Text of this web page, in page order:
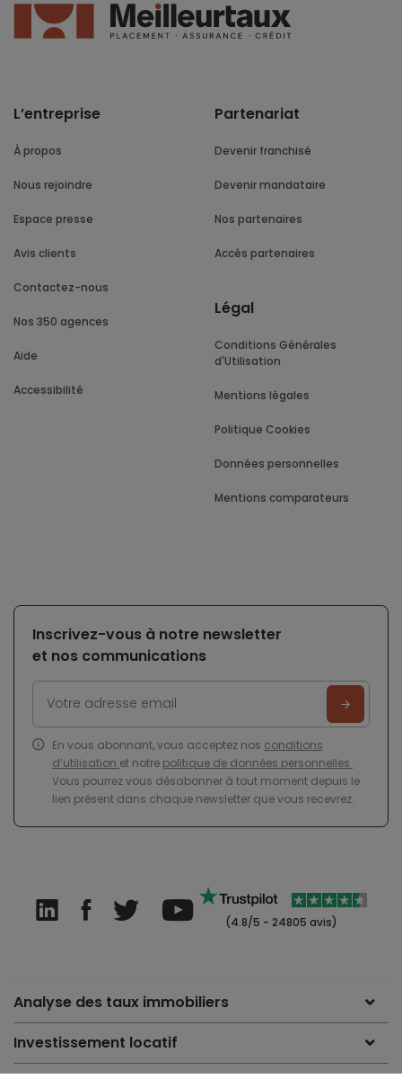
L’entreprise
À propos
Nous rejoindre
Espace presse
Avis clients
Contactez-nous
Nos 350 agences
Aide
Accessibilité
Partenariat
Devenir franchisé
Devenir mandataire
Nos partenaires
Accès partenaires
Légal
Conditions Générales
d'Utilisation
Mentions légales
Politique Cookies
Données personnelles
Mentions comparateurs
Inscrivez-vous à notre newsletter
et nos communications
En vous abonnant, vous acceptez nos conditions
d’utilisation et notre politique de données personnelles .
Vous pourrez vous désabonner à tout moment depuis le
lien présent dans chaque newsletter que vous recevrez.
(4.8/5 - 24805 avis)
Analyse des taux immobiliers
Investissement locatif